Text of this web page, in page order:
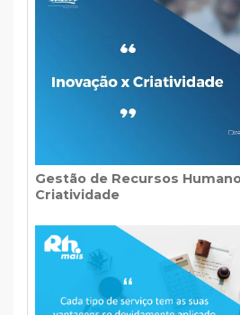
Gestão de Recursos
Criatividade